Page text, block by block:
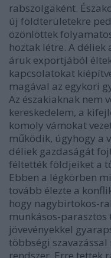
rabszolgaként.
új földterületekre
özönlöttek
hoztak létre. A
áruk exportjából
kapcsolatokat
magával az egykori
Az északiaknak nem
kereskedelem, a
komoly vámokat
működik, úgyhogy a
déliek gazdaságát
féltették földjeiket a
Ebben a légkörben
tovább élezte a
hogy nagybirtokos-
munkásos-
jövevényekkel
többségi
rendszer. Erre tettek